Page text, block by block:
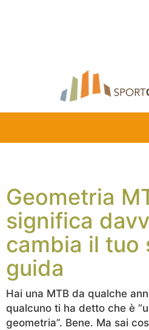
Geometria
significa
cambia il tuo
guida
Hai una MTB da qualche
qualcuno ti ha detto che è
geometria”. Bene. Ma sai